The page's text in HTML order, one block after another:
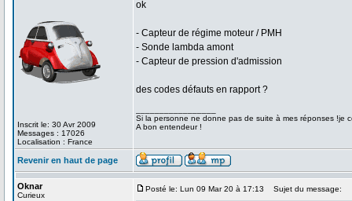
Inscrit le: 30 Avr 2009
Messages : 17026
Localisation : France
ok
- Capteur de régime moteur / PMH
- Sonde lambda amont
- Capteur de pression d'admission
des codes défauts en rapport ?
Si la personne ne donne pas de suite à mes réponses !je
A bon entendeur !
Revenir en haut de page
Oknar
Curieux
Posté le: Lun 09 Mar 20 à 17:13 Sujet du message: